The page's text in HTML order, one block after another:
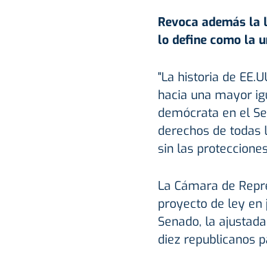
Revoca además la
lo define como la
"La historia de
hacia una mayor
demócrata en el
derechos de
sin las
La Cámara de
proyecto de ley en
Senado, la
diez republicanos